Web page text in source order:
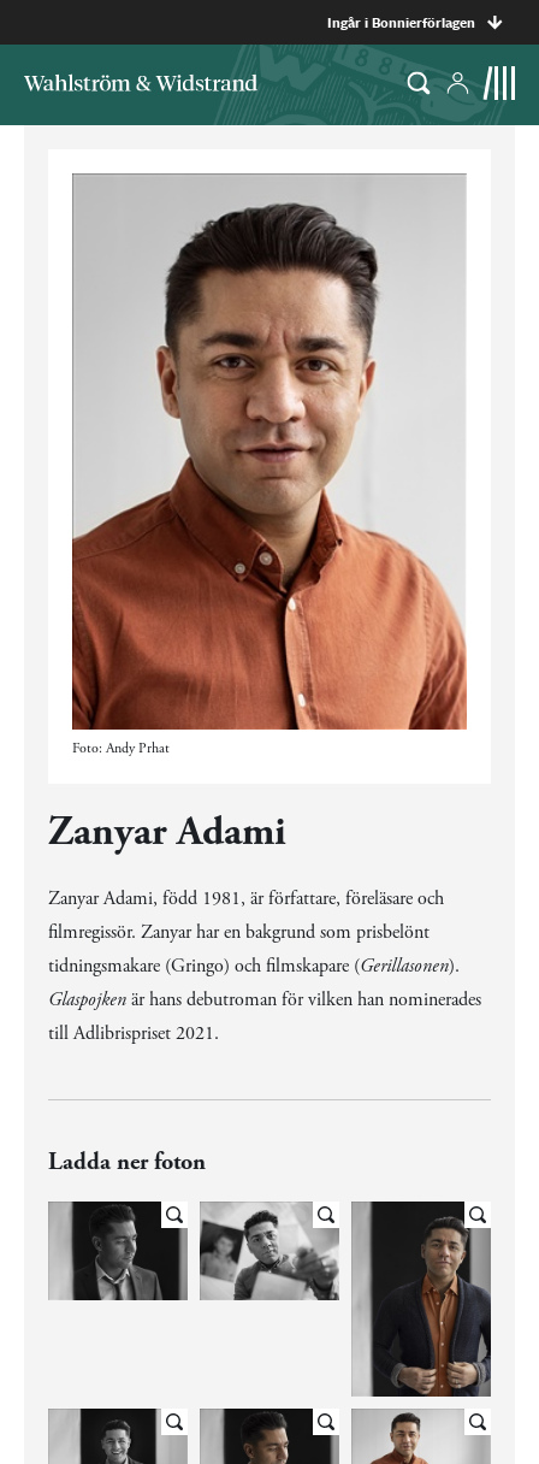
Ingår i Bonnierförlagen
Foto: Andy Prhat
Zanyar Adami
Zanyar Adami, född 1981, är författare, föreläsare och
filmregissör. Zanyar har en bakgrund som prisbelönt
tidningsmakare (Gringo) och filmskapare (Gerillasonen).
Glaspojkenär hans debutroman för vilken han nominerades
till Adlibrispriset 2021.
Ladda ner foton